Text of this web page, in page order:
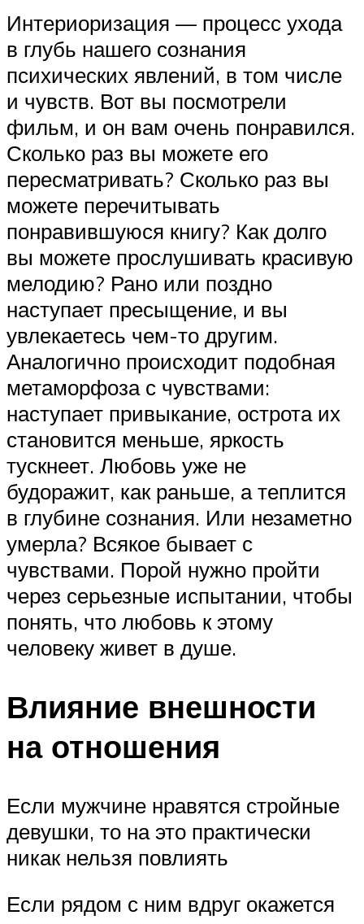
Интериоризация — процесс ухода
в глубь нашего сознания
психических явлений, в том числе
и чувств. Вот вы посмотрели
фильм, и он вам очень понравился.
Сколько раз вы можете его
пересматривать? Сколько раз вы
можете перечитывать
понравившуюся книгу? Как долго
вы можете прослушивать красивую
мелодию? Рано или поздно
наступает пресыщение, и вы
увлекаетесь чем-то другим.
Аналогично происходит подобная
метаморфоза с чувствами:
наступает привыкание, острота их
становится меньше, яркость
тускнеет. Любовь уже не
будоражит, как раньше, а теплится
в глубине сознания. Или незаметно
умерла? Всякое бывает с
чувствами. Порой нужно пройти
через серьезные испытании, чтобы
понять, что любовь к этому
человеку живет в душе.
Влияние внешности
на отношения
Если мужчине нравятся стройные
девушки, то на это практически
никак нельзя повлиять
Если рядом с ним вдруг окажется